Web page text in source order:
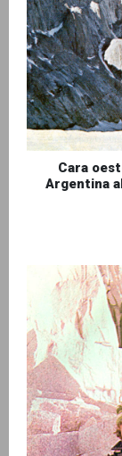
Cara
Argentina